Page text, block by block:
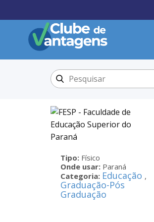
Tipo: Físico
Onde usar: Paraná
Categoria: Educação ,
Graduação-Pós
Graduação